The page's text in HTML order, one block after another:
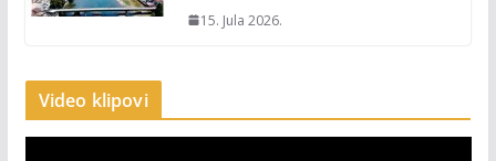
15. Jula 2026.
Video klipovi